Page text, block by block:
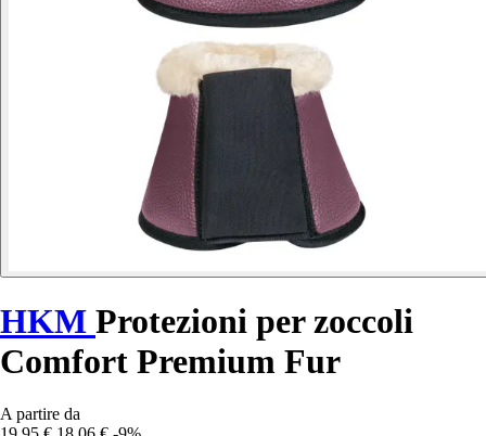
HKM Protezioni per zoccoli
Comfort Premium Fur
A partire da